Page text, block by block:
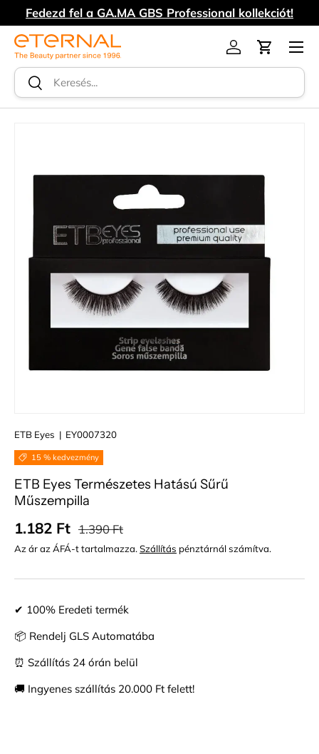
UGRÁS A TARTALOMRA
Fedezd fel a GA.MA GBS Professional kollekciót!
Keresés
Keresés
Log inKosár
Menü
ETB Eyes | EY0007320
15 % kedvezmény
ETB Eyes Természetes Hatású Sűrű
Műszempilla
Eladási ár
1.182 Ft Normál ár
1.390 Ft
Az ár az ÁFÁ-t tartalmazza. Szállítás pénztárnál számítva.
✔ 100% Eredeti termék
📦 Rendelj GLS Automatába
⏰ Szállítás 24 órán belül
🚚 Ingyenes szállítás 20.000 Ft felett!